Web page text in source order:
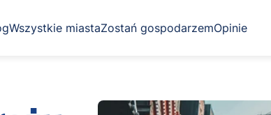
Wszystkie miastaZostań gospodarzemOpinie